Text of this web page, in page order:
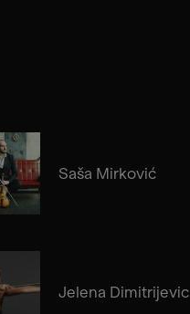
Saša Mirković
Jelena Dimitrijevic